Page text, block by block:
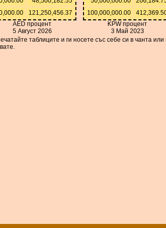
121,250,456.37
AED процент
5 Август 2026
100,000,000.00
KPW процент
3 Май 2023
таблиците и ги носете със себе си в чанта